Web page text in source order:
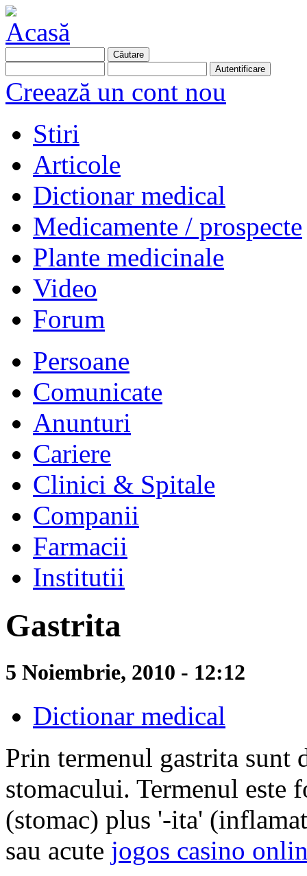
Creează un cont nou
Stiri
Articole
Dictionar medical
Medicamente / prospecte
Plante medicinale
Video
Forum
Persoane
Comunicate
Anunturi
Cariere
Clinici & Spitale
Companii
Farmacii
Institutii
Gastrita
5 Noiembrie, 2010 - 12:12
Dictionar medical
Prin termenul gastrita sunt
stomacului. Termenul este
(stomac) plus '-ita'
sau acute jogos casino